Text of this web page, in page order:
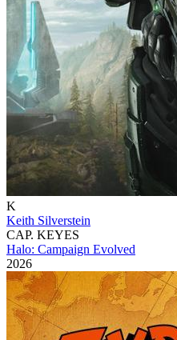
K
Keith Silverstein
CAP. KEYES
Halo: Campaign Evolved
2026